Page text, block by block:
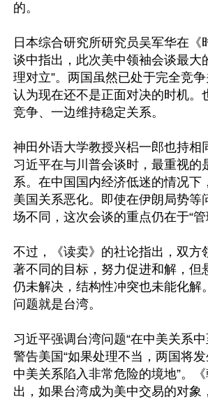
的。
日本综合研究所研究员吴军华在《
谈中指出，此次美中领袖会谈最大
理对立”。两国虽然已处于完全竞
认为现在还不是正面对决的时机。
竞争、一边维持稳定关系。
神田外语大学教授兴梠一郎也持相
习近平在与川普会谈时，最重视的
系。在中国国内经济低迷的情况下
美国关系恶化。即使在伊朗局势等
场不同，这次会谈的重点仍在于“管
不过，《读卖》的社论指出，双方
著不同的目标，努力促进和解，但
仍未解决，结构性冲突也未能化解
问题就是台湾。
习近平强调台湾问题“在中美关系
警告美国“如果处理不当，两国将
中美关系陷入非常危险的境地”。
出，如果台湾成为美中交易的对象